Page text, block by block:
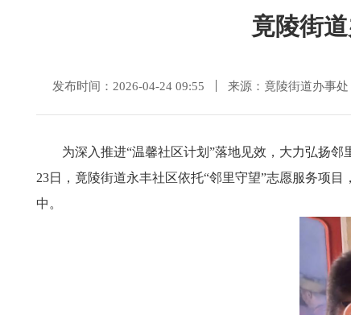
竟陵街
发布时间：2026-04-24 09:55 来源：竟陵街道办事处
为深入推进“温馨社区计划”落地见效，大力弘扬
23日，竟陵街道永丰社区依托“邻里守望”志愿服务项
中。